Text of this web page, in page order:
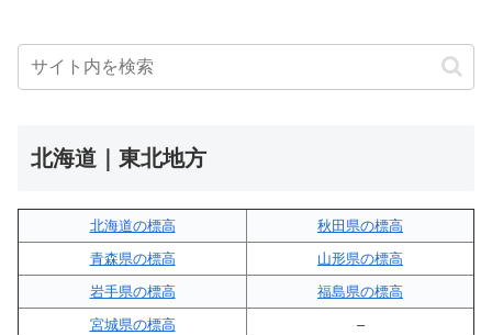
北海道｜東北地方
北海道の標高
秋田県の標高
青森県の標高
山形県の標高
岩手県の標高
福島県の標高
宮城県の標高
–